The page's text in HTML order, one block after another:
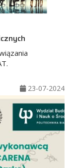
23-07-2024